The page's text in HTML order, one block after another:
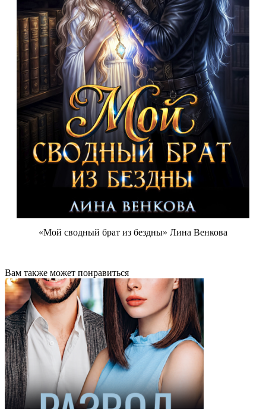
«Мой сводный брат из бездны» Лина Венкова
Вам также может понравиться